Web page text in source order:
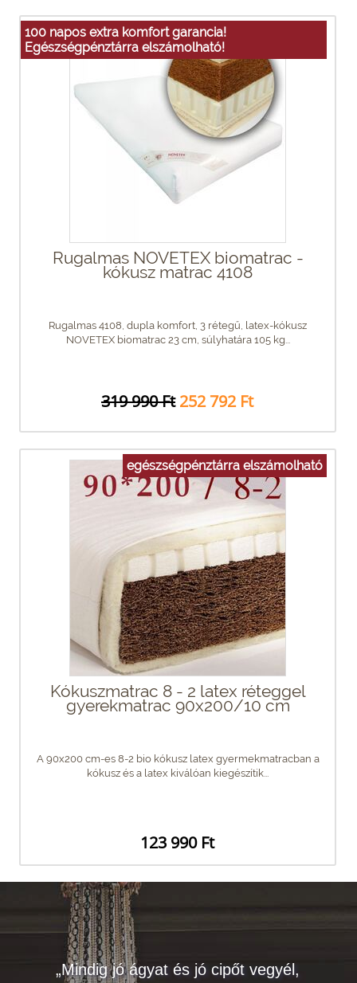
100 napos extra komfort garancia!
Egészségpénztárra elszámolható!
Rugalmas NOVETEX biomatrac -
kókusz matrac 4108
Rugalmas 4108, dupla komfort, 3 rétegű, latex-kókusz
NOVETEX biomatrac 23 cm, súlyhatára 105 kg...
319 990 Ft 252 792 Ft
egészségpénztárra elszámolható
Kókuszmatrac 8 - 2 latex réteggel
gyerekmatrac 90x200/10 cm
A 90x200 cm-es 8-2 bio kókusz latex gyermekmatracban a
kókusz és a latex kiválóan kiegészítik...
123 990 Ft
„Mindig jó ágyat és jó cipőt vegyél,